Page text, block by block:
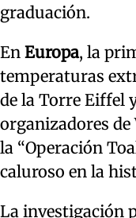
graduación.
En Europa, la
temperaturas
de la Torre Eiffel
organizadores
la “Operación
caluroso en la
La investigación